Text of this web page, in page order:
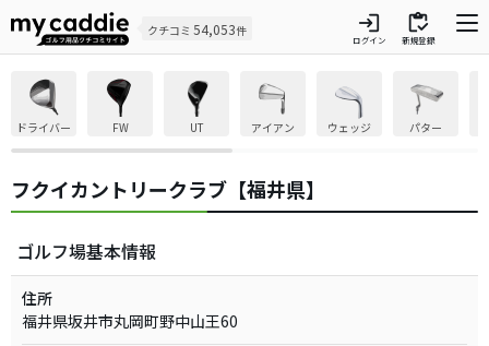
クチコミ 54,053件 login
ログイン
inventory
新規登録
ドライバー FW UT アイアン ウェッジ パター
フクイカントリークラブ【福井県】
ゴルフ場基本情報
住所
福井県坂井市丸岡町野中山王60